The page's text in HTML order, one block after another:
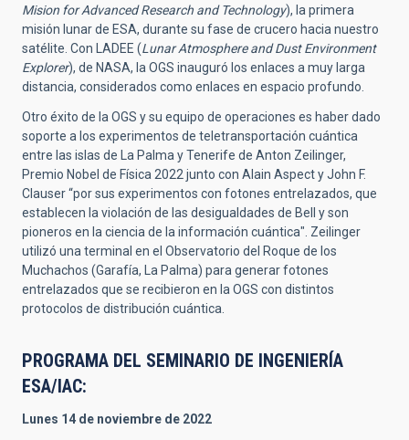
Mision for Advanced Research and Technology), la primera
misión lunar de ESA, durante su fase de crucero hacia nuestro
satélite. Con LADEE (Lunar Atmosphere and Dust Environment
Explorer), de NASA, la OGS inauguró los enlaces a muy larga
distancia, considerados como enlaces en espacio profundo.
Otro éxito de la OGS y su equipo de operaciones es haber dado
soporte a los experimentos de teletransportación cuántica
entre las islas de La Palma y Tenerife de Anton Zeilinger,
Premio Nobel de Física 2022 junto con Alain Aspect y John F.
Clauser “por sus experimentos con fotones entrelazados, que
establecen la violación de las desigualdades de Bell y son
pioneros en la ciencia de la información cuántica". Zeilinger
utilizó una terminal en el Observatorio del Roque de los
Muchachos (Garafía, La Palma) para generar fotones
entrelazados que se recibieron en la OGS con distintos
protocolos de distribución cuántica.
PROGRAMA DEL SEMINARIO DE INGENIERÍA
ESA/IAC:
Lunes 14 de noviembre de 2022